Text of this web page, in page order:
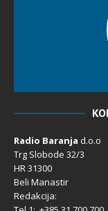
Radio Baranja d.o.o
Trg Slobode 32/3
HR 31300
Beli Manastir
Redakcija: